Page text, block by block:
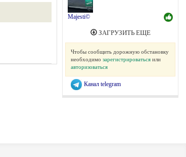
Majesti©
ЗАГРУЗИТЬ ЕЩЕ
Чтобы сообщить дорожную обстановку
необходимо зарегистрироваться или
авторизоваться
Канал telegram